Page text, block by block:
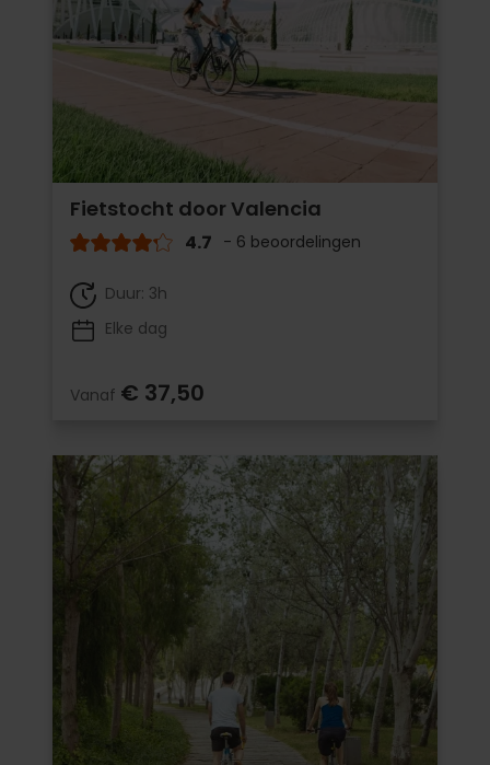
Fietstocht door Valencia
4.7 - 6 beoordelingen
Duur: 3h
Elke dag
Vanaf € 37,50